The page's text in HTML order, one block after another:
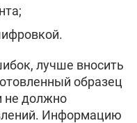
лучше вносить
образец
не должно
Информацию